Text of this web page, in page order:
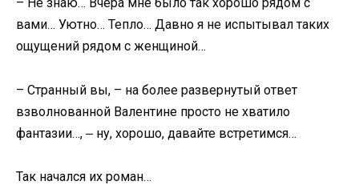
– Не знаю… Вчера мне было так хорошо рядом с
вами… Уютно… Тепло… Давно я не испытывал таких
ощущений рядом с женщиной…
– Странный вы, – на более развернутый ответ
взволнованной Валентине просто не хватило
фантазии…, ‒ ну, хорошо, давайте встретимся…
Так начался их роман…